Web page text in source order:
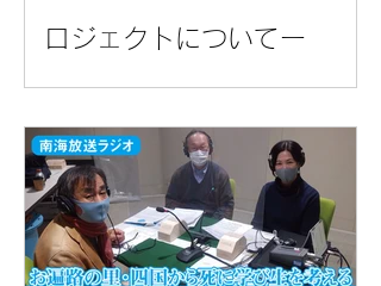
ロジェクトについてー